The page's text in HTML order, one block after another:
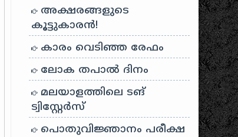
അക്ഷരങ്ങളുടെ
കൂട്ടുകാരൻ!
കാരം വെടിഞ്ഞ രേഫം
ലോക തപാൽ ദിനം
മലയാളത്തിലെ ടങ്
ട്വിസ്റ്റേർസ്
പൊതുവിജ്ഞാനം പരീക്ഷ